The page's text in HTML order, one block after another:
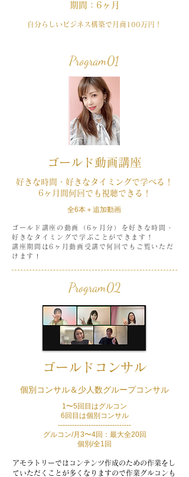
期間：6ヶ月
​自分らしいビジネス構築で月商100万円！
Program01
ゴールド動画講座​
好きな時間・好きなタイミングで学べる！
6ヶ月間​何回でも視聴できる！
​全6本＋追加動画
ゴールド講座の動画（6ヶ月分）を好きな時間・
好きなタイミングで学ぶことができます！
講座期間は6ヶ月動画受講で何回でもご覧いただ
けます
！​
Program02
ゴールドコンサル
個別コンサル＆少人数グループコンサル
1〜5回目はグルコン
6回目は個別コンサル
-------------------------------
グルコン/月3〜4回：最大全20回
個別/全1回
アモラトリーではコンテンツ作成のための作業をし
ていただくことが多くなりますので作業グルコンも